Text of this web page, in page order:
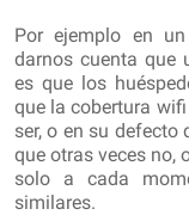
Por ejemplo en
darnos cuenta que
es que los
que la cobertura
ser, o en su
que otras veces no,
solo a cada
similares.